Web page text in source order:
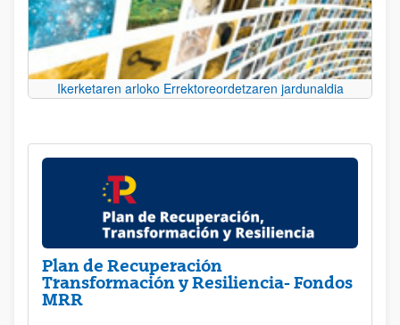
Ikerketaren arloko Errektoreordetzaren jardunaldia
Plan de Recuperación
Transformación y Resiliencia- Fondos
MRR